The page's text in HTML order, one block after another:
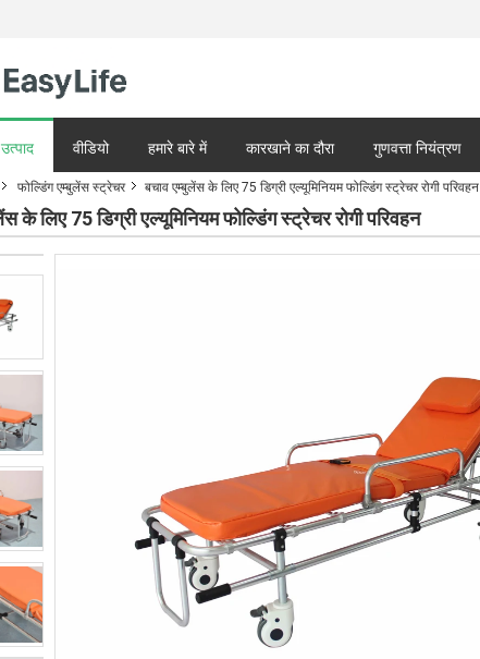
उत्पाद वीडियो हमारे बारे में कारखाने का दौरा गुणवत्ता नियंत्रण
गोपनीयता नीति मामले
फोल्डिंग एम्बुलेंस स्ट्रेचर बचाव एम्बुलेंस के लिए 75 डिग्री एल्यूमिनियम फोल्डिंग स्ट्रेचर रोगी परिवहन
के लिए 75 डिग्री एल्यूमिनियम फोल्डिंग स्ट्रेचर रोगी परिवहन